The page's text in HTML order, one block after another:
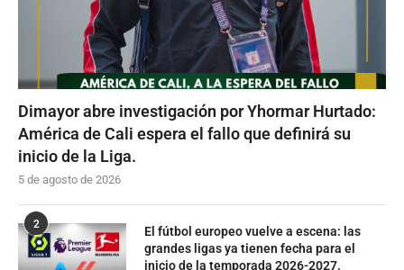
Dimayor abre investigación por Yhormar Hurtado:
América de Cali espera el fallo que definirá su
inicio de la Liga.
5 de agosto de 2026
2
El fútbol europeo vuelve a escena: las
grandes ligas ya tienen fecha para el
inicio de la temporada 2026-2027.